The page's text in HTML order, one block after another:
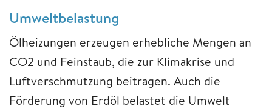
Umweltbelastung
Ölheizungen erzeugen erhebliche Mengen an
CO2 und Feinstaub, die zur Klimakrise und
Luftverschmutzung beitragen. Auch die
Förderung von Erdöl belastet die Umwelt